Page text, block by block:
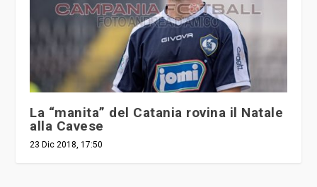
La “manita” del Catania rovina il Natale
alla Cavese
23 Dic 2018, 17:50